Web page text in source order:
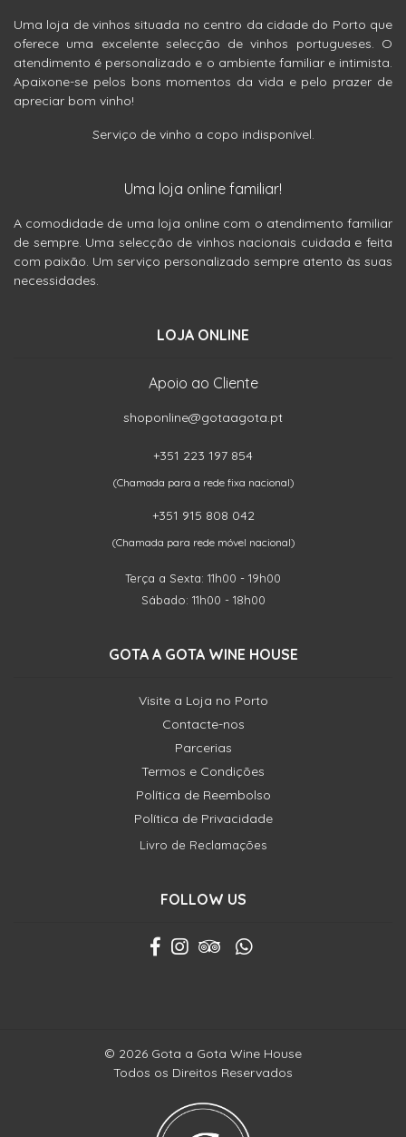
Uma loja de vinhos situada no centro da cidade do Porto que
oferece uma excelente selecção de vinhos portugueses. O
atendimento é personalizado e o ambiente familiar e intimista.
Apaixone-se pelos bons momentos da vida e pelo prazer de
apreciar bom vinho!
Serviço de vinho a copo indisponível.
Uma loja online familiar!
A comodidade de uma loja online com o atendimento familiar
de sempre. Uma selecção de vinhos nacionais cuidada e feita
com paixão. Um serviço personalizado sempre atento às suas
necessidades.
LOJA ONLINE
Apoio ao Cliente
shoponline@gotaagota.pt
+351 223 197 854
(Chamada para a rede fixa nacional)
+351 915 808 042
(Chamada para rede móvel nacional)
Terça a Sexta: 11h00 - 19h00
Sábado: 11h00 - 18h00
GOTA A GOTA WINE HOUSE
Visite a Loja no Porto
Contacte-nos
Parcerias
Termos e Condições
Política de Reembolso
Política de Privacidade
Livro de Reclamações
FOLLOW US
© 2026 Gota a Gota Wine House
Todos os Direitos Reservados